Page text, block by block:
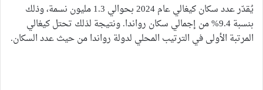
يُقدّر عدد سكان كيغالي عام 2024 بحوالي 1.3 مليون نسمة، وذلك
بنسبة 9.4% من إجمالي سكان رواندا. ونتيجة لذلك تحتل كيغالي
المرتبة الأولى في الترتيب المحلي لدولة رواندا من حيث عدد السكان.